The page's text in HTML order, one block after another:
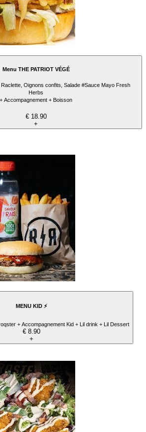
Menu THE PATRIOT VÉGÉ
Oignons confits, Salade #Sauce Mayo Fresh
Herbs
+ Accompagnement + Boisson
€ 18.90
+
MENU KID ⚡️
+ Accompagnement Kid + Lil drink + Lil Dessert
€ 8.90
+